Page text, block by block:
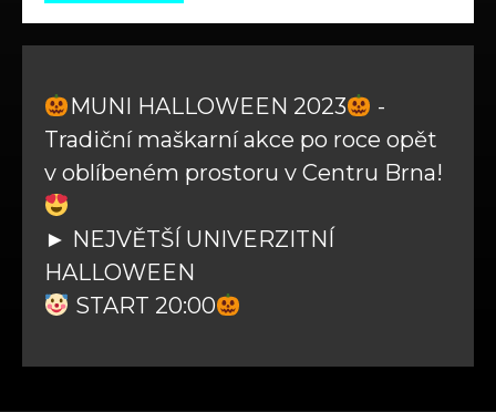
MUNI HALLOWEEN 2023
-
Tradiční maškarní akce po roce opět
v oblíbeném prostoru v Centru Brna!
► NEJVĚTŠÍ UNIVERZITNÍ
HALLOWEEN
START 20:00